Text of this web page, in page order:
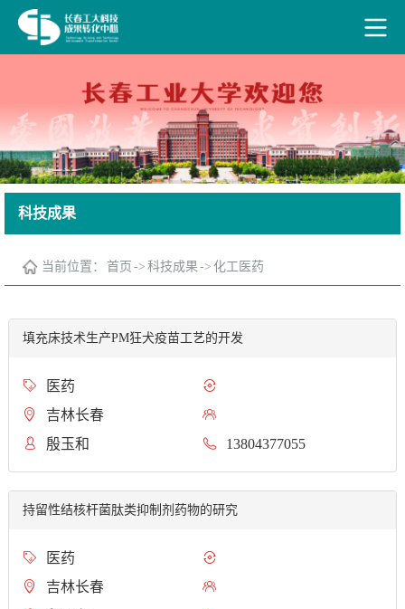
科技成果
当前位置： 首页 -> 科技成果 -> 化工医药
填充床技术生产PM狂犬疫苗工艺的开发
医药
吉林长春
殷玉和
13804377055
持留性结核杆菌肽类抑制剂药物的研究
医药
吉林长春